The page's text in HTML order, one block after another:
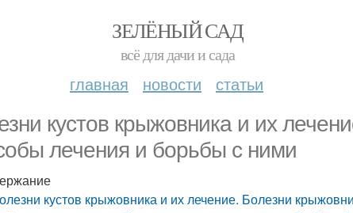
ЗЕЛЁНЫЙ САД
всё для дачи и сада
главная новости статьи
кустов крыжовника и их
лечения и борьбы с ними
кустов крыжовника и их лечение. Болезни